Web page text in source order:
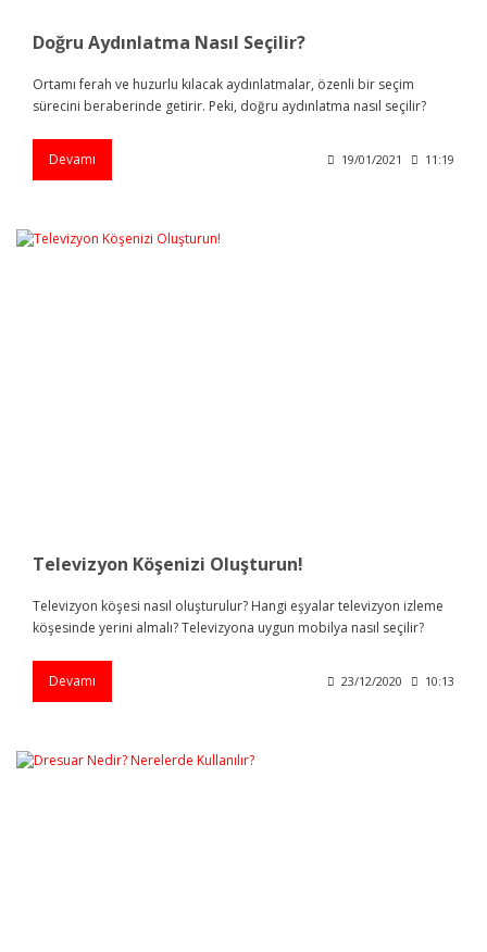
Doğru Aydınlatma Nasıl Seçilir?
Ortamı ferah ve huzurlu kılacak aydınlatmalar, özenli bir seçim
sürecini beraberinde getirir. Peki, doğru aydınlatma nasıl seçilir?
Devamı 19/01/2021 11:19
Televizyon Köşenizi Oluşturun!
Televizyon köşesi nasıl oluşturulur? Hangi eşyalar televizyon izleme
köşesinde yerini almalı? Televizyona uygun mobilya nasıl seçilir?
Devamı 23/12/2020 10:13